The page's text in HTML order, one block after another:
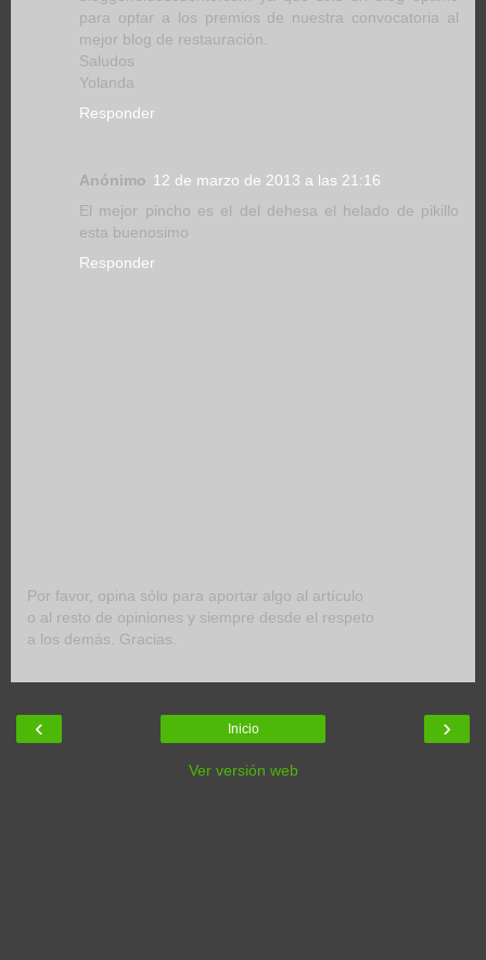
para optar a los premios de nuestra convocatoria al
mejor blog de restauración.
Saludos
Yolanda
Responder
Anónimo 12 de marzo de 2013 a las 21:16
El mejor pincho es el del dehesa el helado de pikillo
esta buenosimo
Responder
Por favor, opina sólo para aportar algo al artículo
o al resto de opiniones y siempre desde el respeto
a los demás. Gracias.
‹ ›
Inicio
Ver versión web